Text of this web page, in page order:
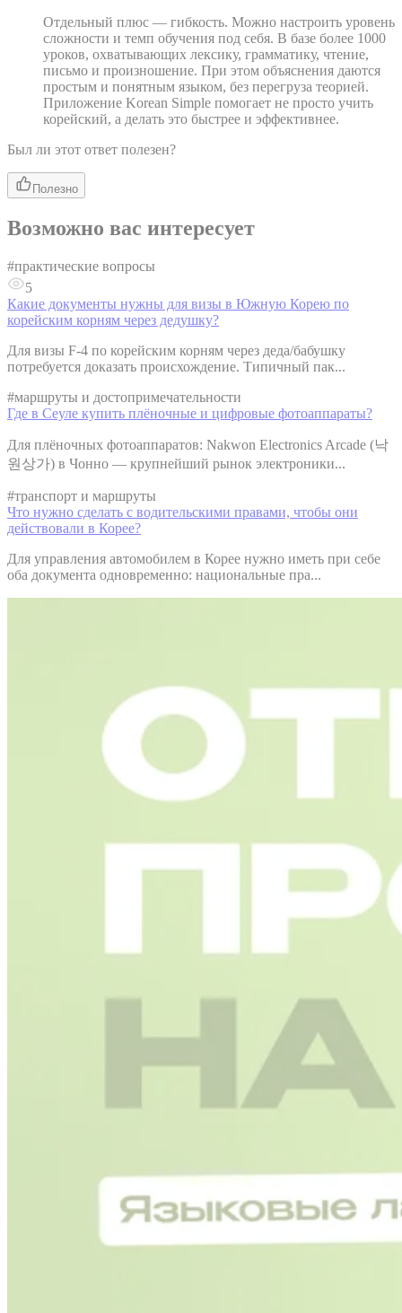
Отдельный плюс — гибкость. Можно настроить уровень
сложности и темп обучения под себя. В базе более 1000
уроков, охватывающих лексику, грамматику, чтение,
письмо и произношение. При этом объяснения даются
простым и понятным языком, без перегруза теорией.
Приложение Korean Simple помогает не просто учить
корейский, а делать это быстрее и эффективнее.
Был ли этот ответ полезен?
Полезно
Возможно вас интересует
#практические вопросы
5
Какие документы нужны для визы в Южную Корею по
корейским корням через дедушку?
Для визы F-4 по корейским корням через деда/бабушку
потребуется доказать происхождение. Типичный пак...
#маршруты и достопримечательности
Где в Сеуле купить плёночные и цифровые фотоаппараты?
Для плёночных фотоаппаратов: Nakwon Electronics Arcade (낙
원상가) в Чонно — крупнейший рынок электроники...
#транспорт и маршруты
Что нужно сделать с водительскими правами, чтобы они
действовали в Корее?
Для управления автомобилем в Корее нужно иметь при себе
оба документа одновременно: национальные пра...